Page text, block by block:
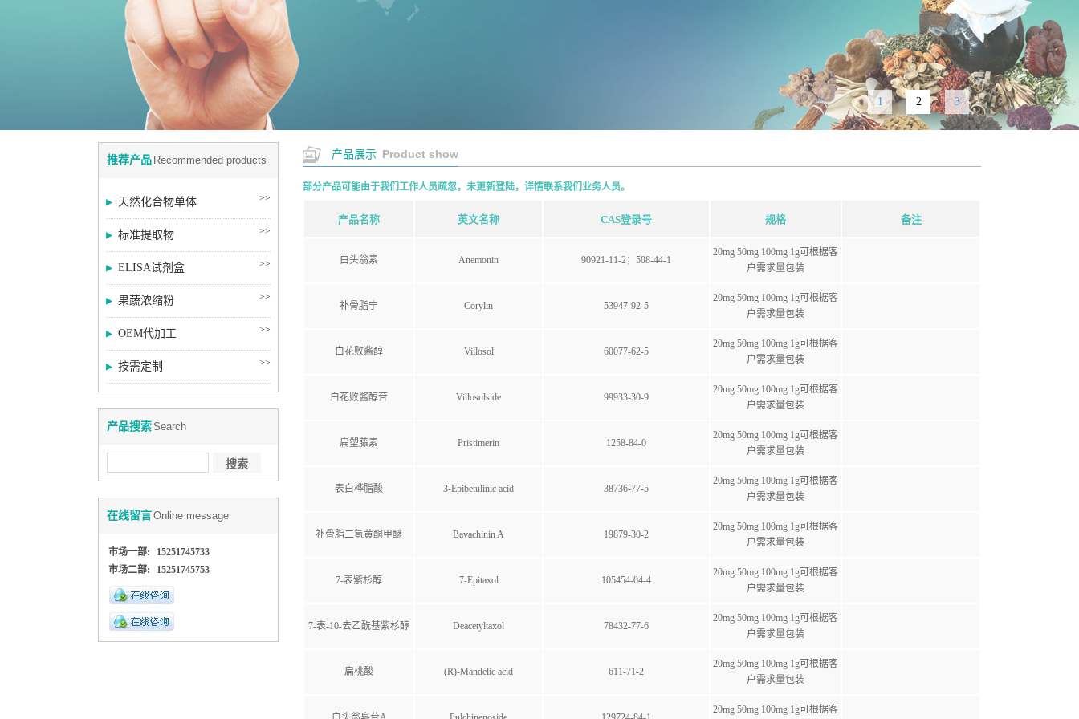
1 2 3
推荐产品 Recommended products
天然化合物单体 >>
标准提取物 >>
ELISA试剂盒 >>
果蔬浓缩粉 >>
OEM代加工 >>
按需定制 >>
产品搜索Search
在线留言Online message
市场一部:
15251745733
市场二部:
15251745753
产品展示 Product show
部分产品可能由于我们工作人员疏忽，未更新登陆，详情联系我们业务人员。
产品名称 英文名称 CAS登录号 规格 备注
白头翁素 Anemonin 90921-11-2；508-44-1
20mg 50mg 100mg 1g可根据客
户需求量包装
补骨脂宁 Corylin 53947-92-5
20mg 50mg 100mg 1g可根据客
户需求量包装
白花败酱醇 Villosol 60077-62-5
20mg 50mg 100mg 1g可根据客
户需求量包装
白花败酱醇苷 Villosolside 99933-30-9
20mg 50mg 100mg 1g可根据客
户需求量包装
扁塑藤素 Pristimerin 1258-84-0
20mg 50mg 100mg 1g可根据客
户需求量包装
表白桦脂酸 3-Epibetulinic acid 38736-77-5
20mg 50mg 100mg 1g可根据客
户需求量包装
补骨脂二氢黄酮甲醚 Bavachinin A 19879-30-2
20mg 50mg 100mg 1g可根据客
户需求量包装
7-表紫杉醇 7-Epitaxol 105454-04-4
20mg 50mg 100mg 1g可根据客
户需求量包装
7-表-10-去乙酰基紫杉醇 Deacetyltaxol 78432-77-6
20mg 50mg 100mg 1g可根据客
户需求量包装
扁桃酸 (R)-Mandelic acid 611-71-2
20mg 50mg 100mg 1g可根据客
户需求量包装
20mg 50mg 100mg 1g可根据客